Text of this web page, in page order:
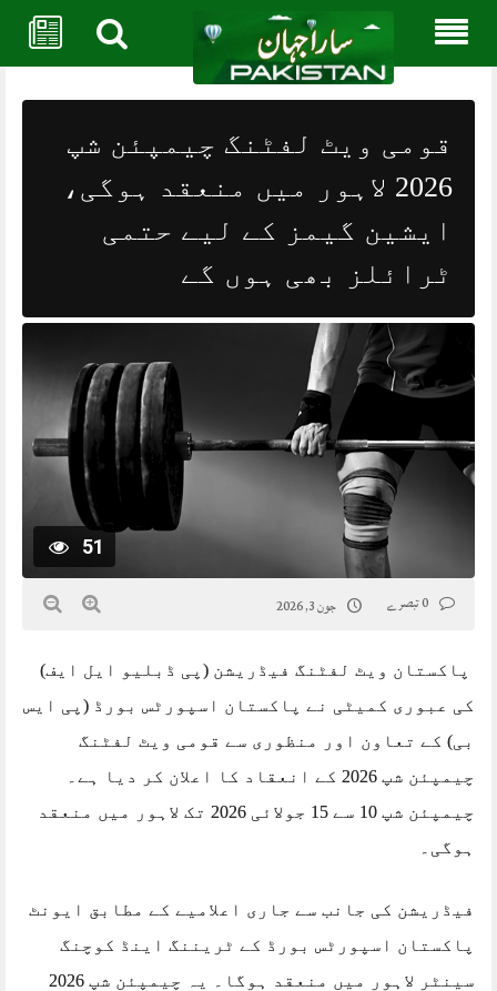
content
قومی ویٹ لفٹنگ چیمپئن شپ
2026 لاہور میں منعقد ہوگی،
ایشین گیمز کے لیے حتمی
ٹرائلز بھی ہوں گے
51
جون 3, 2026
پاکستان ویٹ لفٹنگ فیڈریشن (پی ڈبلیو ایل ایف)
کی عبوری کمیٹی نے پاکستان اسپورٹس بورڈ (پی ایس
بی) کے تعاون اور منظوری سے قومی ویٹ لفٹنگ
چیمپئن شپ 2026 کے انعقاد کا اعلان کر دیا ہے۔
چیمپئن شپ 10 سے 15 جولائی 2026 تک لاہور میں منعقد
ہوگی۔
فیڈریشن کی جانب سے جاری اعلامیے کے مطابق ایونٹ
پاکستان اسپورٹس بورڈ کے ٹریننگ اینڈ کوچنگ
سینٹر لاہور میں منعقد ہوگا۔ یہ چیمپئن شپ 2026